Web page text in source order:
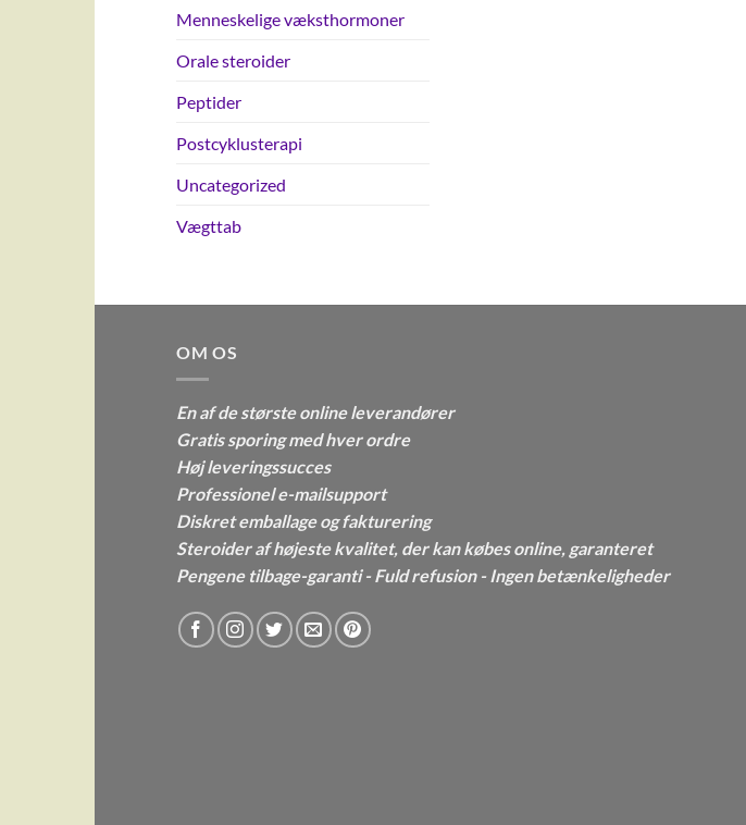
Menneskelige væksthormoner
Orale steroider
Peptider
Postcyklusterapi
Uncategorized
Vægttab
OM OS
En af de største online leverandører
Gratis sporing med hver ordre
Høj leveringssucces
Professionel e-mailsupport
Diskret emballage og fakturering
Steroider af højeste kvalitet, der kan købes online, garanteret
Pengene tilbage-garanti - Fuld refusion - Ingen betænkeligheder